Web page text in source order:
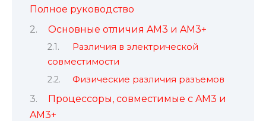
Полное руководство
Основные отличия AM3 и AM3+
Различия в электрической
совместимости
Физические различия разъемов
Процессоры, совместимые с AM3 и
AM3+